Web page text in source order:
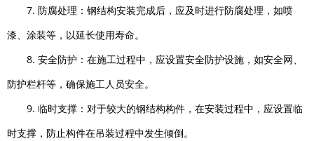
7. 防腐处理：钢结构安装完成后，应及时进行防腐处理，如喷
漆、涂装等，以延长使用寿命。
8. 安全防护：在施工过程中，应设置安全防护设施，如安全网、
防护栏杆等，确保施工人员安全。
9. 临时支撑：对于较大的钢结构构件，在安装过程中，应设置临
时支撑，防止构件在吊装过程中发生倾倒。